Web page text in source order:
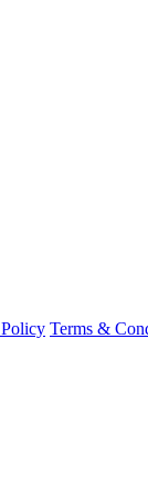
Terms &